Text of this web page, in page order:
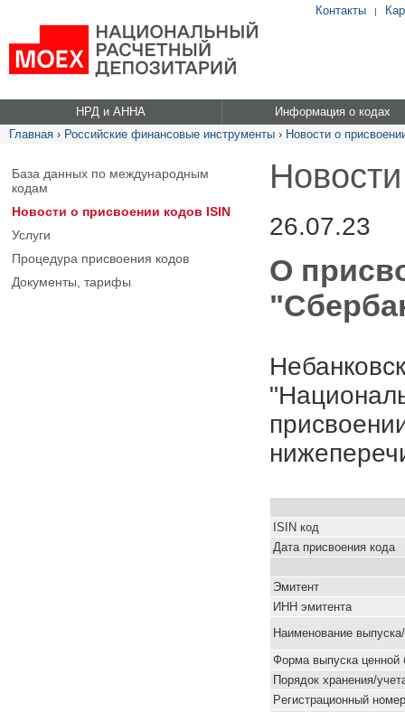
Контакты |
НРД и АННА
Информация о кодах
Главная › Российские финансовые инструменты › Новости о
База данных по международным
кодам
Новости о присвоении кодов ISIN
Услуги
Процедура присвоения кодов
Документы, тарифы
26.07.23
О
ISIN код
Дата присвоения кода
Эмитент
ИНН эмитента
Наименование
Форма выпуска ценной
Порядок хранения/
Pегистрационный номер